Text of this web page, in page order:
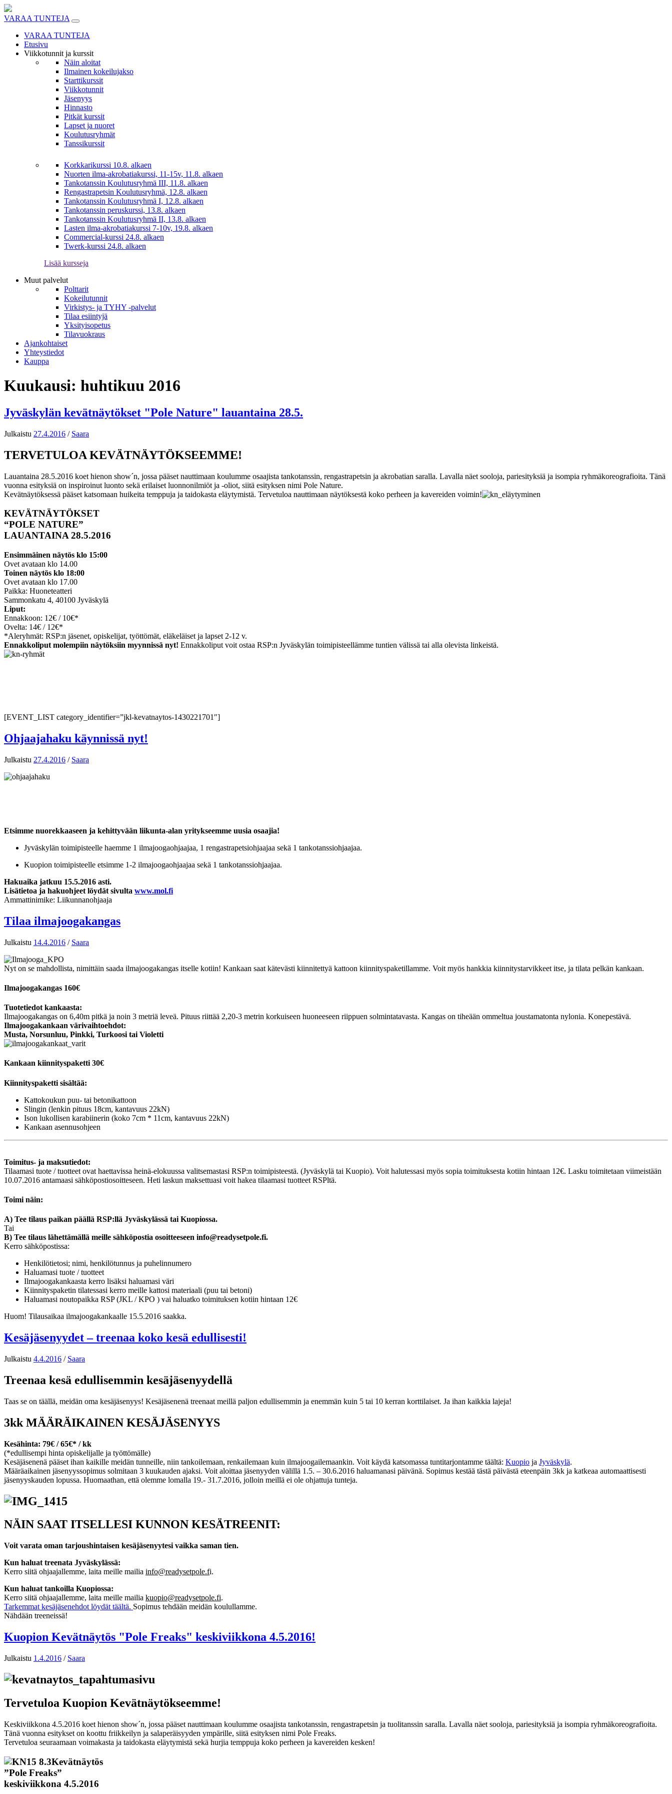
Skip
to
VARAA TUNTEJA
VARAA TUNTEJA
Etusivu
Viikkotunnit ja kurssit
Näin aloitat
Ilmainen kokeilujakso
Starttikurssit
Viikkotunnit
Jäsenyys
Hinnasto
Pitkät kurssit
Lapset ja nuoret
Koulutusryhmät
Tanssikurssit
Korkkarikurssi 10.8. alkaen
Nuorten ilma-akrobatiakurssi, 11-15v, 11.8. alkaen
Tankotanssin Koulutusryhmä III, 11.8. alkaen
Rengastrapetsin Koulutusryhmä, 12.8. alkaen
Tankotanssin Koulutusryhmä I, 12.8. alkaen
Tankotanssin peruskurssi, 13.8. alkaen
Tankotanssin Koulutusryhmä II, 13.8. alkaen
Lasten ilma-akrobatiakurssi 7-10v, 19.8. alkaen
Commercial-kurssi 24.8. alkaen
Twerk-kurssi 24.8. alkaen
Lisää kursseja
Muut palvelut
Polttarit
Kokeilutunnit
Virkistys- ja TYHY -palvelut
Tilaa esiintyjä
Yksityisopetus
Tilavuokraus
Ajankohtaiset
Yhteystiedot
Kauppa
Kuukausi: huhtikuu 2016
Jyväskylän kevätnäytökset "Pole Nature" lauantaina 28.5.
Julkaistu 27.4.2016 / Saara
TERVETULOA KEVÄTNÄYTÖKSEEMME!
Lauantaina 28.5.2016 koet hienon show´n, jossa pääset nauttimaan koulumme osaajista tankotanssin, rengastrapetsin ja akrobatian saralla. Lavalla näet sooloja, pariesityksiä ja isompia ryhmäkoreografioita. Tänä
vuonna esityksiä on inspiroinut luonto sekä erilaiset luonnonilmiöt ja -oliot, siitä esityksen nimi Pole Nature.
Kevätnäytöksessä pääset katsomaan huikeita temppuja ja taidokasta eläytymistä. Tervetuloa nauttimaan näytöksestä koko perheen ja kavereiden voimin!
KEVÄTNÄYTÖKSET
“POLE NATURE”
LAUANTAINA 28.5.2016
Ensimmäinen näytös klo 15:00
Ovet avataan klo 14.00
Toinen näytös klo 18:00
Ovet avataan klo 17.00
Paikka: Huoneteatteri
Sammonkatu 4, 40100 Jyväskylä
Liput:
Ennakkoon: 12€ / 10€*
Ovelta: 14€ / 12€*
*Aleryhmät: RSP:n jäsenet, opiskelijat, työttömät, eläkeläiset ja lapset 2-12 v.
Ennakkoliput molempiin näytöksiin myynnissä nyt! Ennakkoliput voit ostaa RSP:n Jyväskylän toimipisteellämme tuntien välissä tai alla olevista linkeistä.
[EVENT_LIST category_identifier=”jkl-kevatnaytos-1430221701″]
Ohjaajahaku käynnissä nyt!
Julkaistu 27.4.2016 / Saara
Etsimme nuorekkaaseen ja kehittyvään liikunta-alan yritykseemme uusia osaajia!
Jyväskylän toimipisteelle haemme 1 ilmajoogaohjaajaa, 1 rengastrapetsiohjaajaa sekä 1 tankotanssiohjaajaa.
Kuopion toimipisteelle etsimme 1-2 ilmajoogaohjaajaa sekä 1 tankotanssiohjaajaa.
Hakuaika jatkuu 15.5.2016 asti.
Lisätietoa ja hakuohjeet löydät sivulta www.mol.fi
Ammattinimike: Liikunnanohjaaja
Tilaa ilmajoogakangas
Julkaistu 14.4.2016 / Saara
Nyt on se mahdollista, nimittäin saada ilmajoogakangas itselle kotiin! Kankaan saat kätevästi kiinnitettyä kattoon kiinnityspaketillamme. Voit myös hankkia kiinnitystarvikkeet itse, ja tilata pelkän kankaan.
Ilmajoogakangas 160€
Tuotetiedot kankaasta:
Ilmajoogakangas on 6,40m pitkä ja noin 3 metriä leveä. Pituus riittää 2,20-3 metrin korkuiseen huoneeseen riippuen solmintatavasta. Kangas on tiheään ommeltua joustamatonta nylonia. Konepestävä.
Ilmajoogakankaan värivaihtoehdot:
Musta, Norsunluu, Pinkki, Turkoosi tai Violetti
Kankaan kiinnityspaketti 30€
Kiinnityspaketti sisältää:
Kattokoukun puu- tai betonikattoon
Slingin (lenkin pituus 18cm, kantavuus 22kN)
Ison lukollisen karabiinerin (koko 7cm * 11cm, kantavuus 22kN)
Kankaan asennusohjeen
Toimitus- ja maksutiedot:
Tilaamasi tuote / tuotteet ovat haettavissa heinä-elokuussa valitsemastasi RSP:n toimipisteestä. (Jyväskylä tai Kuopio). Voit halutessasi myös sopia toimituksesta kotiin hintaan 12€. Lasku toimitetaan viimeistään
10.07.2016 antamaasi sähköpostiosoitteseen. Heti laskun maksettuasi voit hakea tilaamasi tuotteet RSPltä.
Toimi näin:
A) Tee tilaus paikan päällä RSP:llä Jyväskylässä tai Kuopiossa.
Tai
B) Tee tilaus lähettämällä meille sähköpostia osoitteeseen info@readysetpole.fi.
Kerro sähköpostissa:
Henkilötietosi; nimi, henkilötunnus ja puhelinnumero
Haluamasi tuote / tuotteet
Ilmajoogakankaasta kerro lisäksi haluamasi väri
Kiinnityspaketin tilatessasi kerro meille kattosi materiaali (puu tai betoni)
Haluamasi noutopaikka RSP (JKL / KPO ) vai haluatko toimituksen kotiin hintaan 12€
Huom! Tilausaikaa ilmajoogakankaalle 15.5.2016 saakka.
Kesäjäsenyydet – treenaa koko kesä edullisesti!
Julkaistu 4.4.2016 / Saara
Treenaa kesä edullisemmin kesäjäsenyydellä
Taas se on täällä, meidän oma kesäjäsenyys! Kesäjäsenenä treenaat meillä paljon edullisemmin ja enemmän kuin 5 tai 10 kerran korttilaiset. Ja ihan kaikkia lajeja!
3kk MÄÄRÄIKAINEN KESÄJÄSENYYS
Kesähinta: 79€ / 65€* / kk
(*edullisempi hinta opiskelijalle ja työttömälle)
Kesäjäsenenä pääset ihan kaikille meidän tunneille, niin tankoilemaan, renkailemaan kuin ilmajoogailemaankin. Voit käydä katsomassa tuntitarjontamme täältä: Kuopio ja Jyväskylä.
Määräaikainen jäsenyyssopimus solmitaan 3 kuukauden ajaksi. Voit aloittaa jäsenyyden välillä 1.5. – 30.6.2016 haluamanasi päivänä. Sopimus kestää tästä päivästä eteenpäin 3kk ja katkeaa automaattisesti
jäsenyyskauden lopussa. Huomaathan, että olemme lomalla 19.- 31.7.2016, jolloin meillä ei ole ohjattuja tunteja.
NÄIN SAAT ITSELLESI KUNNON KESÄTREENIT:
Voit varata oman tarjoushintaisen kesäjäsenyytesi vaikka saman tien.
Kun haluat treenata Jyväskylässä:
Kerro siitä ohjaajallemme, laita meille mailia info@readysetpole.fi.
Kun haluat tankoilla Kuopiossa:
Kerro siitä ohjaajallemme, laita meille mailia kuopio@readysetpole.fi.
Tarkemmat kesäjäsenehdot löydät täältä. Sopimus tehdään meidän koulullamme.
Nähdään treeneissä!
Kuopion Kevätnäytös "Pole Freaks" keskiviikkona 4.5.2016!
Julkaistu 1.4.2016 / Saara
Tervetuloa Kuopion Kevätnäytökseemme!
Keskiviikkona 4.5.2016 koet hienon show´n, jossa pääset nauttimaan koulumme osaajista tankotanssin, rengastrapetsin ja tuolitanssin saralla. Lavalla näet sooloja, pariesityksiä ja isompia ryhmäkoreografioita.
Tänä vuonna esitykset on koottu friikkeilyn ja salaperäisyyden ympärille, siitä esityksen nimi Pole Freaks.
Tervetuloa seuraamaan voimakasta ja taidokasta eläytymistä sekä hurjia temppuja koko perheen ja kavereiden kesken!
Kevätnäytös
”Pole Freaks”
keskiviikkona 4.5.2016